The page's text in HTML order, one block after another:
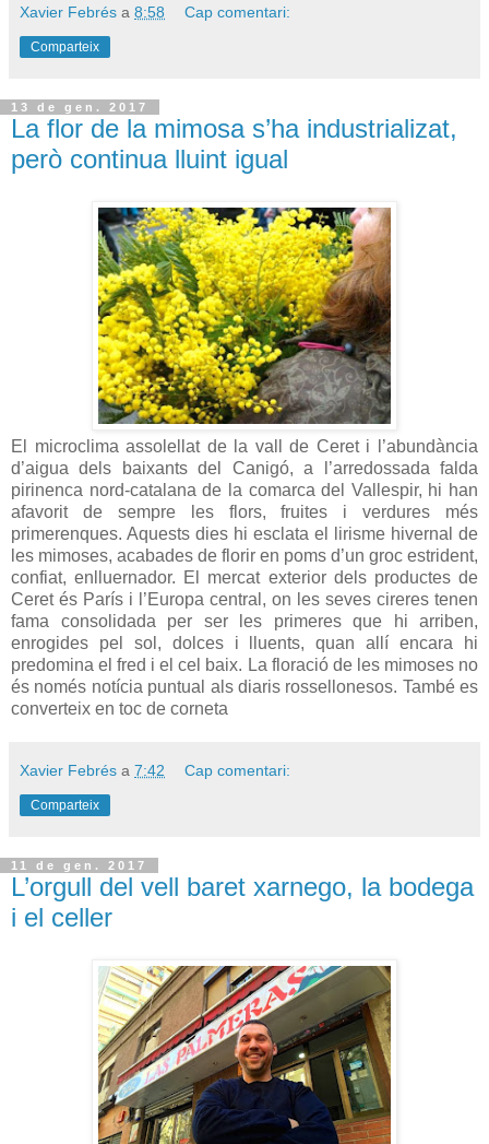
Xavier Febrés a 8:58 Cap comentari:
Comparteix
13 de gen. 2017
La flor de la mimosa s’ha industrializat,
però continua lluint igual
El microclima assolellat de la vall de Ceret i l’abundància
d’aigua dels baixants del Canigó, a l’arredossada falda
pirinenca nord-catalana de la comarca del Vallespir, hi han
afavorit de sempre les flors, fruites i verdures més
primerenques. Aquests dies hi esclata el lirisme hivernal de
les mimoses, acabades de florir en poms d’un groc estrident,
confiat, enlluernador. El mercat exterior dels productes de
Ceret és París i l’Europa central, on les seves cireres tenen
fama consolidada per ser les primeres que hi arriben,
enrogides pel sol, dolces i lluents, quan allí encara hi
predomina el fred i el cel baix. La floració de les mimoses no
és només notícia puntual als diaris rossellonesos. També es
converteix en toc de corneta
Xavier Febrés a 7:42 Cap comentari:
Comparteix
11 de gen. 2017
L’orgull del vell baret xarnego, la bodega
i el celler